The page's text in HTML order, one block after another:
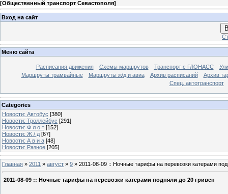
[Общественный транспорт Севастополя]
Вход на сайт
Меню сайта
Расписания движения Схемы маршрутов Транспорт с ГЛОНАСС
Маршруты трамвайные
Маршруты ж/д и авиа Архив расписаний
Архив
Спец. автотранспорт
Categories
Новости: Автобус [380]
Новости: Троллейбус [291]
Новости: Ф л о т [152]
Новости: Ж / д [67]
Новости: А в и а [48]
Новости: Разное [205]
Главная » 2011 » август » 9 » 2011-08-09 :: Ночные тарифы на перевозки катерами
2011-08-09 :: Ночные тарифы на перевозки катерами подняли до 20 гривен